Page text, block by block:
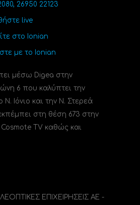
26950 22123
live
στο Ionian
με το Ionian
μέσω Digea στην
6 που καλύπτει την
N. Ιόνιο και την Ν. Στερεά
στη θέση 673 στην
TV καθώς και
ΕΠΙΧΕΙΡΗΣΕΙΣ ΑΕ -